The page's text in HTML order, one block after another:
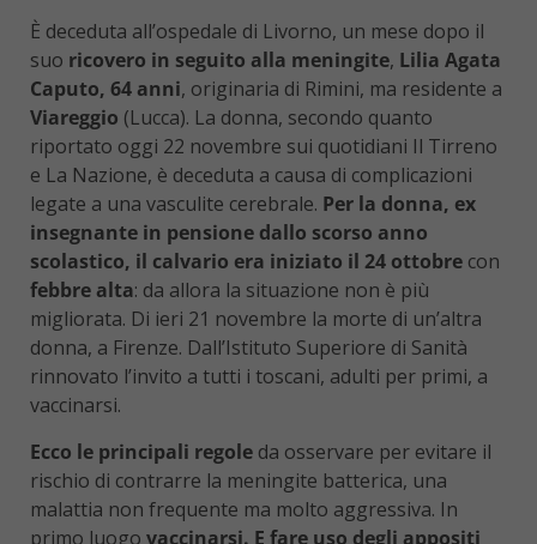
È deceduta all’ospedale di Livorno, un mese dopo il
suo ricovero in seguito alla meningite, Lilia Agata
Caputo, 64 anni, originaria di Rimini, ma residente a
Viareggio (Lucca). La donna, secondo quanto
riportato oggi 22 novembre sui quotidiani Il Tirreno
e La Nazione, è deceduta a causa di complicazioni
legate a una vasculite cerebrale. Per la donna, ex
insegnante in pensione dallo scorso anno
scolastico, il calvario era iniziato il 24 ottobre con
febbre alta: da allora la situazione non è più
migliorata. Di ieri 21 novembre la morte di un’altra
donna, a Firenze. Dall’Istituto Superiore di Sanità
rinnovato l’invito a tutti i toscani, adulti per primi, a
vaccinarsi.
Ecco le principali regole da osservare per evitare il
rischio di contrarre la meningite batterica, una
malattia non frequente ma molto aggressiva. In
primo luogo vaccinarsi. E fare uso degli appositi